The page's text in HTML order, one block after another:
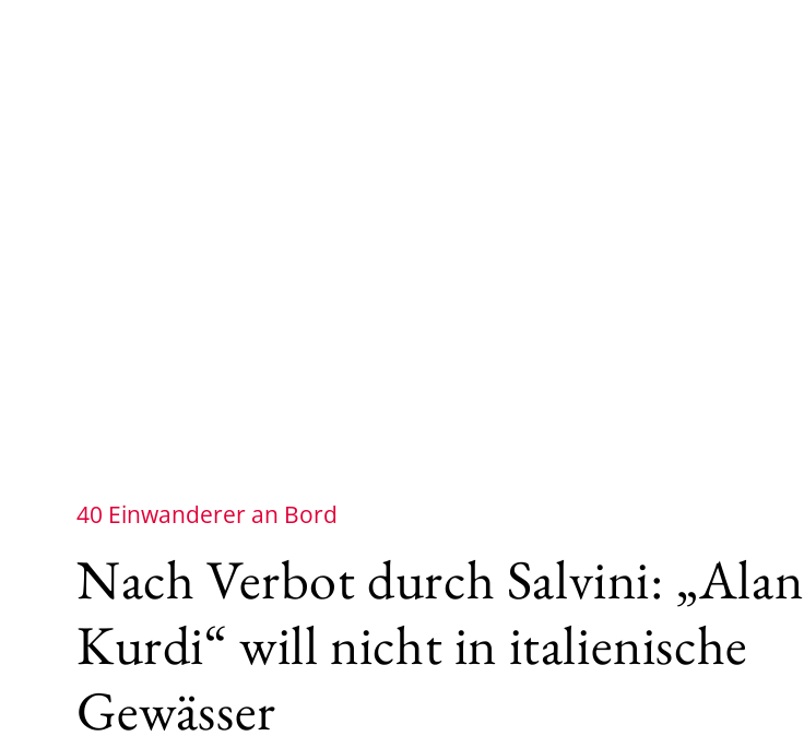
40 Einwanderer an Bord
Nach Verbot durch Salvini: „Alan
Kurdi“ will nicht in italienische
Gewässer